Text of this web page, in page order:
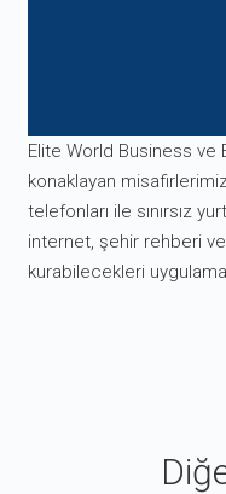
Elite World Business ve
konaklayan
telefonları ile sınırsız
internet, şehir rehberi
kurabilecekleri